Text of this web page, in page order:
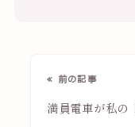
« 前の記事
満員電車が私の